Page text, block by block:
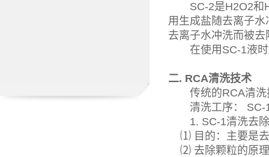
SC-2是H2O2和
用生成盐随去离子
去离子水冲洗而被
在使用SC-1液时
二. RCA清洗技术
传统的RCA清洗
清洗工序： SC-
1. SC-1清洗去
⑴ 目的：主要是去
⑵ 去除颗粒的原